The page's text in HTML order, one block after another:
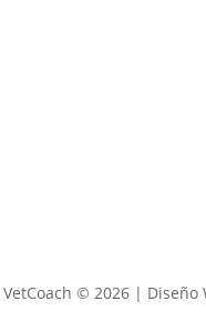
VetCoach © 2026 | Diseño